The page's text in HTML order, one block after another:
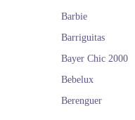
Barbie
Barriguitas
Bayer Chic 2000
Bebelux
Berenguer